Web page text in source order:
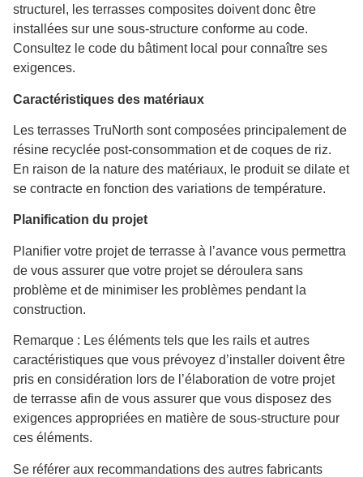
structurel, les terrasses composites doivent donc être
installées sur une sous-structure conforme au code.
Consultez le code du bâtiment local pour connaître ses
exigences.
Caractéristiques des matériaux
Les terrasses TruNorth sont composées principalement de
résine recyclée post-consommation et de coques de riz.
En raison de la nature des matériaux, le produit se dilate et
se contracte en fonction des variations de température.
Planification du projet
Planifier votre projet de terrasse à l’avance vous permettra
de vous assurer que votre projet se déroulera sans
problème et de minimiser les problèmes pendant la
construction.
Remarque : Les éléments tels que les rails et autres
caractéristiques que vous prévoyez d’installer doivent être
pris en considération lors de l’élaboration de votre projet
de terrasse afin de vous assurer que vous disposez des
exigences appropriées en matière de sous-structure pour
ces éléments.
Se référer aux recommandations des autres fabricants